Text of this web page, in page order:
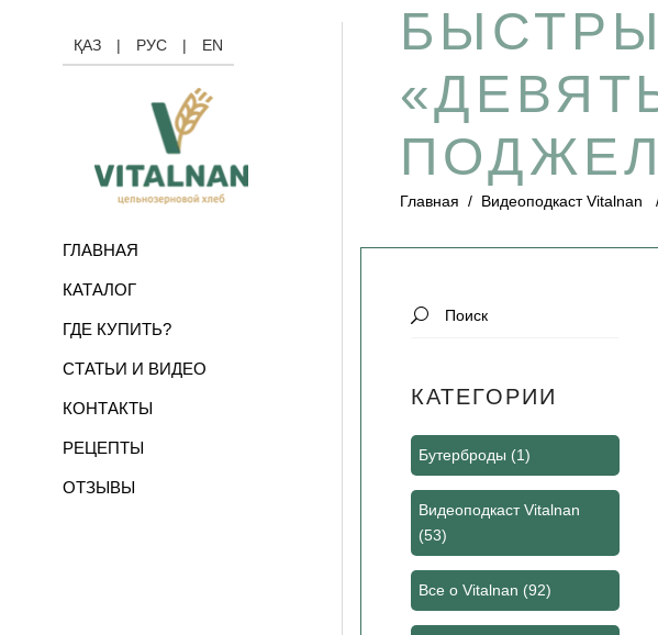
ҚАЗ | РУС | EN
ГЛАВНАЯ
КАТАЛОГ
ГДЕ КУПИТЬ?
СТАТЬИ И ВИДЕО
КОНТАКТЫ
РЕЦЕПТЫ
ОТЗЫВЫ
Главная / Видеоподкаст Vitalnan
Search
for:
КАТЕГОРИИ
Бутерброды (1)
Видеоподкаст Vitalnan
(53)
Все о Vitalnan (92)